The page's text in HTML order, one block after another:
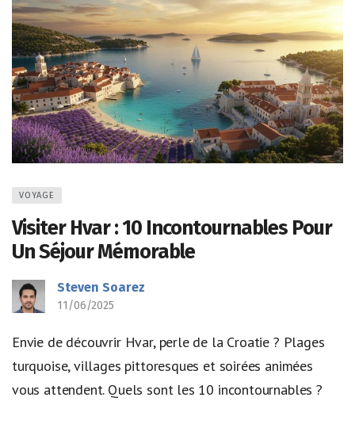
VOYAGE
Visiter Hvar : 10 Incontournables Pour
Un Séjour Mémorable
Steven Soarez
11/06/2025
Envie de découvrir Hvar, perle de la Croatie ? Plages
turquoise, villages pittoresques et soirées animées
vous attendent. Quels sont les 10 incontournables ?